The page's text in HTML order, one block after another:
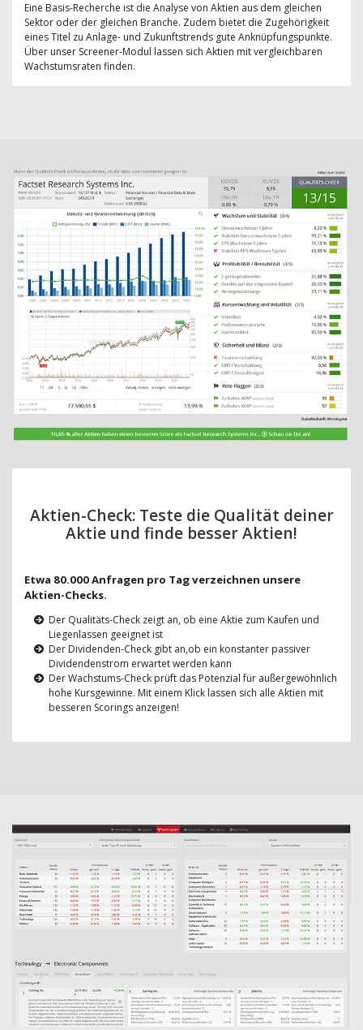
Eine Basis-Recherche ist die Analyse von Aktien aus dem gleichen
Sektor oder der gleichen Branche. Zudem bietet die Zugehörigkeit
eines Titel zu Anlage- und Zukunftstrends gute Anknüpfungspunkte.
Über unser Screener-Modul lassen sich Aktien mit vergleichbaren
Wachstumsraten finden.
Aktien-Check: Teste die Qualität deiner
Aktie und finde besser Aktien!
Etwa 80.000 Anfragen pro Tag verzeichnen unsere
Aktien-Checks.
Der Qualitäts-Check zeigt an, ob eine Aktie zum Kaufen und
Liegenlassen geeignet ist
Der Dividenden-Check gibt an,ob ein konstanter passiver
Dividendenstrom erwartet werden kann
Der Wachstums-Check prüft das Potenzial für außergewöhnlich
hohe Kursgewinne. Mit einem Klick lassen sich alle Aktien mit
besseren Scorings anzeigen!